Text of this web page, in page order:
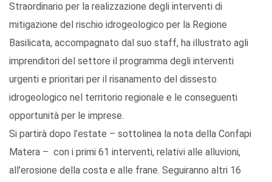
Straordinario per la realizzazione degli interventi di
mitigazione del rischio idrogeologico per la Regione
Basilicata, accompagnato dal suo staff, ha illustrato agli
imprenditori del settore il programma degli interventi
urgenti e prioritari per il risanamento del dissesto
idrogeologico nel territorio regionale e le conseguenti
opportunità per le imprese.
Si partirà dopo l’estate – sottolinea la nota della Confapi
Matera – con i primi 61 interventi, relativi alle alluvioni,
all’erosione della costa e alle frane. Seguiranno altri 16